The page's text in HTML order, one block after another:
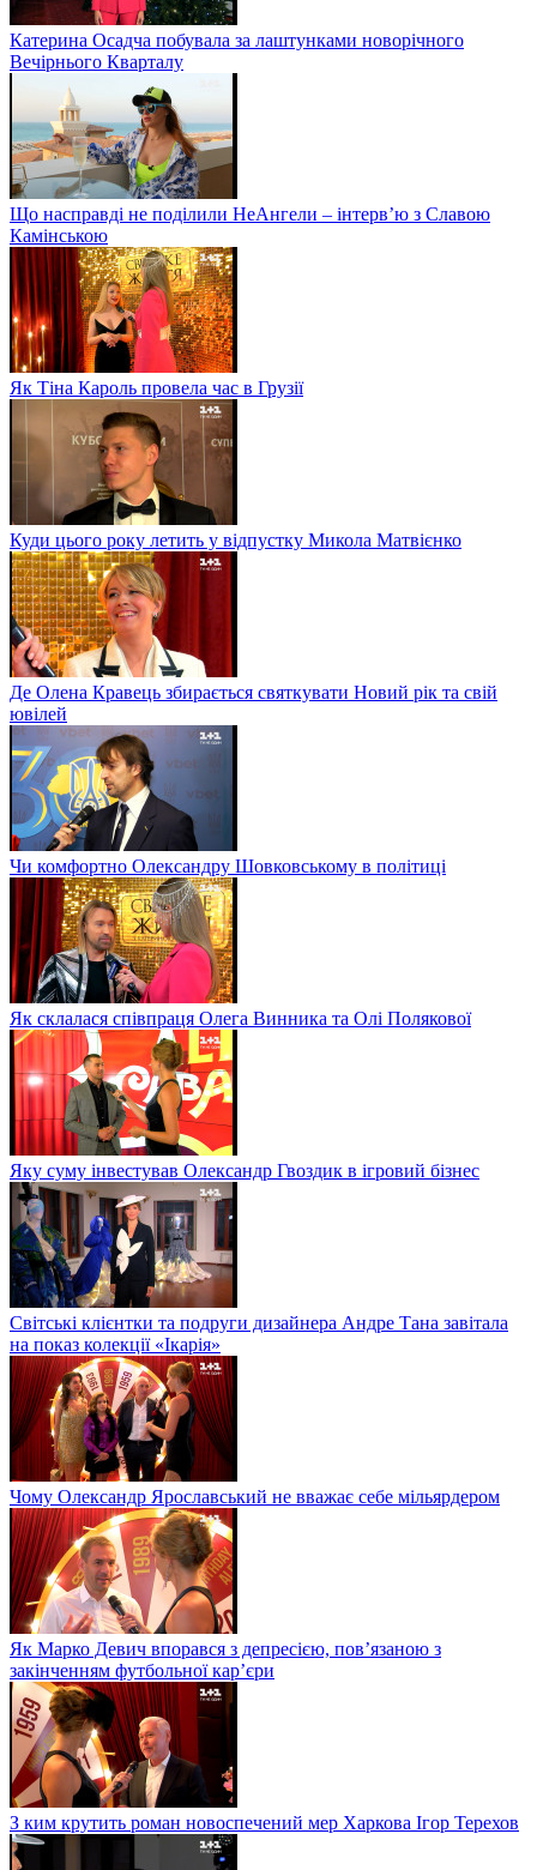
Катерина Осадча побувала за лаштунками новорічного
Вечірнього Кварталу
Що насправді не поділили НеАнгели – інтерв’ю з Славою
Камінською
Як Тіна Кароль провела час в Грузії
Куди цього року летить у відпустку Микола Матвієнко
Де Олена Кравець збирається святкувати Новий рік та свій
ювілей
Чи комфортно Олександру Шовковському в політиці
Як склалася співпраця Олега Винника та Олі Полякової
Яку суму інвестував Олександр Гвоздик в ігровий бізнес
Світські клієнтки та подруги дизайнера Андре Тана завітала
на показ колекції «Ікарія»
Чому Олександр Ярославський не вважає себе мільярдером
Як Марко Девич впорався з депресією, пов’язаною з
закінченням футбольної кар’єри
З ким крутить роман новоспечений мер Харкова Ігор Терехов